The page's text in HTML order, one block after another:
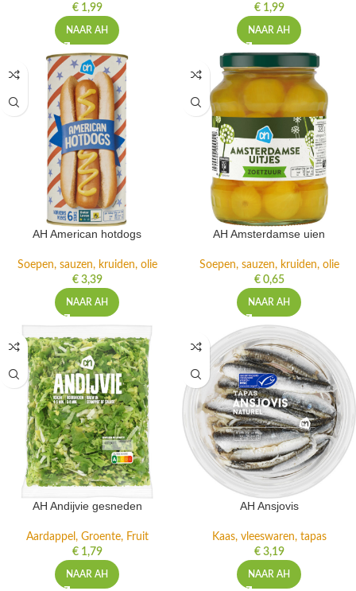
€1,99
NAAR AH
€1,99
NAAR AH
AH American hotdogs
Soepen, sauzen, kruiden, olie
€3,39
NAAR AH
AH Amsterdamse uien
Soepen, sauzen, kruiden, olie
€0,65
NAAR AH
AH Andijvie gesneden
Aardappel, Groente, Fruit
€1,79
NAAR AH
AH Ansjovis
Kaas, vleeswaren, tapas
€3,19
NAAR AH